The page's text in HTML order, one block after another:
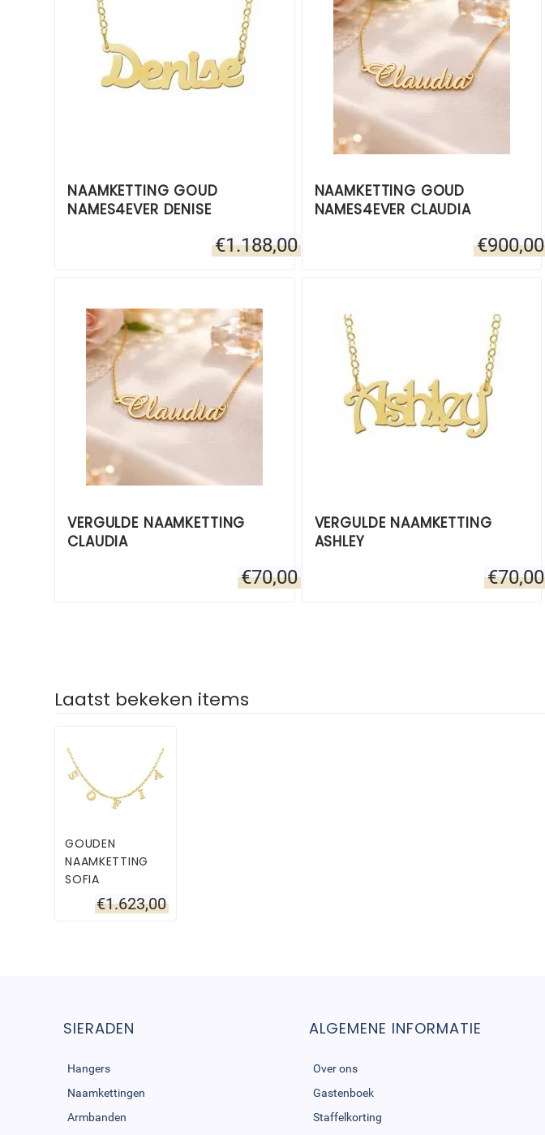
NAAMKETTING GOUD
NAMES4EVER DENISE
€1.188,00
NAAMKETTING GOUD
NAMES4EVER CLAUDIA
€900,00
VERGULDE NAAMKETTING
CLAUDIA
€70,00
VERGULDE NAAMKETTING
ASHLEY
€70,00
Laatst bekeken items
GOUDEN
NAAMKETTING
SOFIA
€1.623,00
SIERADEN
Hangers
Naamkettingen
Armbanden
ALGEMENE INFORMATIE
Over ons
Gastenboek
Staffelkorting